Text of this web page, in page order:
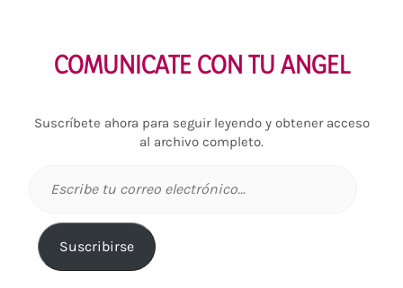
COMUNICATE CON TU ANGEL
Suscríbete ahora para seguir leyendo y obtener acceso
al archivo completo.
correo
electrónico…
Suscribirse